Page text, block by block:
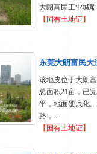
大朗富民工业城
【 国有土地证】
东莞大朗富民大
该地皮位于大朗富
总面积21亩，已
平，地面硬底化
路，...
【 国有土地证】